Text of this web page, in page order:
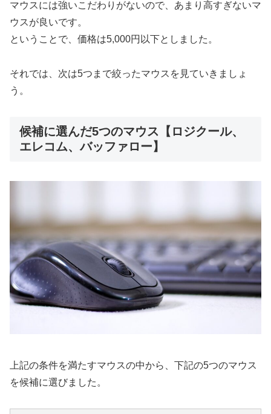
マウスには強いこだわりがないので、あまり高すぎないマ
ウスが良いです。
ということで、価格は5,000円以下としました。
それでは、次は5つまで絞ったマウスを見ていきましょ
う。
候補に選んだ5つのマウス【ロジクール、
エレコム、バッファロー】
上記の条件を満たすマウスの中から、下記の5つのマウス
を候補に選びました。